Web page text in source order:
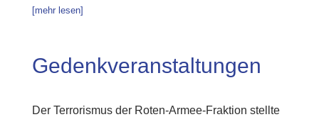
[mehr lesen]
Gedenkveranstaltungen
Der Terrorismus der Roten-Armee-Fraktion stellte